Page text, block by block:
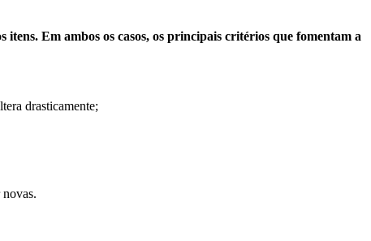
itens. Em ambos os casos, os principais critérios que fomentam a
drasticamente;